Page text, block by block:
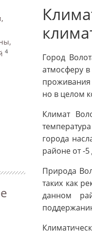
4
Город
атмосферу
проживания
но в целом
Климат
города
районе от -
Природа
таких как
данном